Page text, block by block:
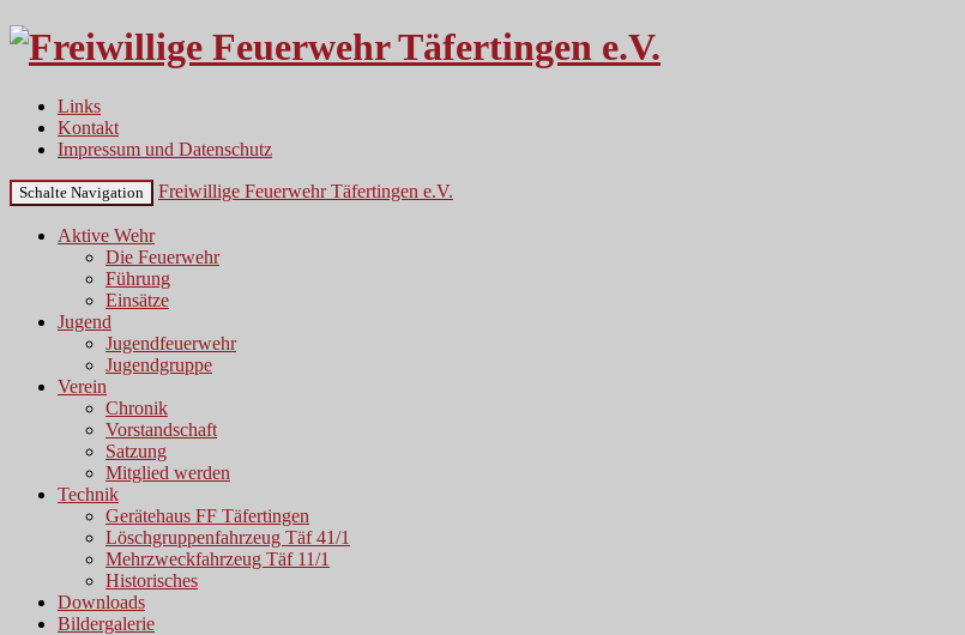
Links
Kontakt
Impressum und Datenschutz
Schalte Navigation Freiwillige Feuerwehr Täfertingen e.V.
Aktive Wehr
Die Feuerwehr
Führung
Einsätze
Jugend
Jugendfeuerwehr
Jugendgruppe
Verein
Chronik
Vorstandschaft
Satzung
Mitglied werden
Technik
Gerätehaus FF Täfertingen
Löschgruppenfahrzeug Täf 41/1
Mehrzweckfahrzeug Täf 11/1
Historisches
Downloads
Bildergalerie